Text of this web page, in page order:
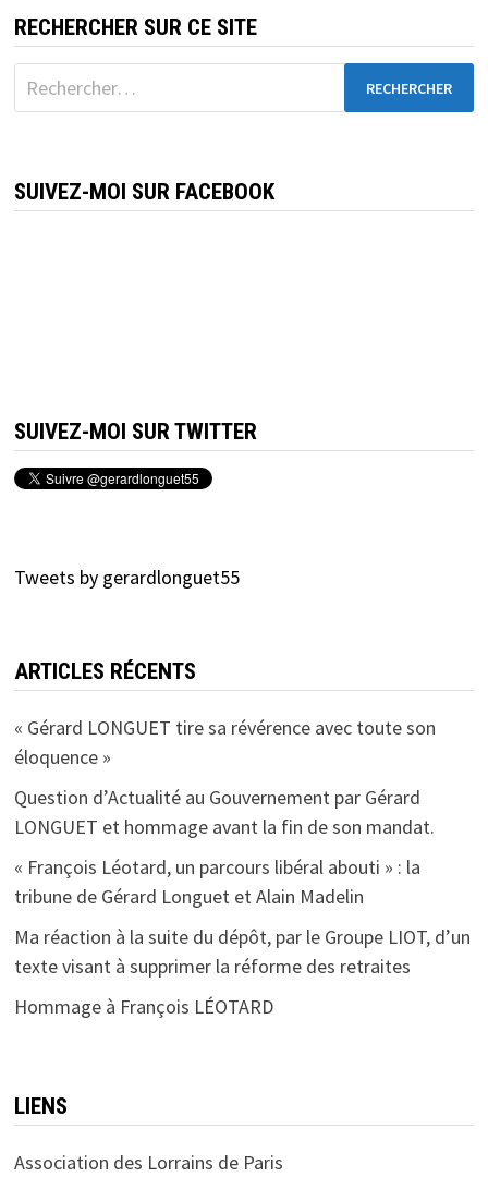
RECHERCHER SUR CE SITE
Rechercher :
SUIVEZ-MOI SUR FACEBOOK
SUIVEZ-MOI SUR TWITTER
Tweets by gerardlonguet55
ARTICLES RÉCENTS
« Gérard LONGUET tire sa révérence avec toute son
éloquence »
Question d’Actualité au Gouvernement par Gérard
LONGUET et hommage avant la fin de son mandat.
« François Léotard, un parcours libéral abouti » : la
tribune de Gérard Longuet et Alain Madelin
Ma réaction à la suite du dépôt, par le Groupe LIOT, d’un
texte visant à supprimer la réforme des retraites
Hommage à François LÉOTARD
LIENS
Association des Lorrains de Paris